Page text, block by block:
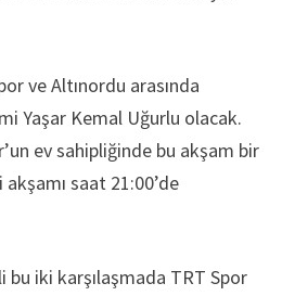
ve Altınordu arasında
Yaşar Kemal Uğurlu olacak.
ev sahipliğinde bu akşam bir
saat 21:00’de
iki karşılaşmada TRT Spor